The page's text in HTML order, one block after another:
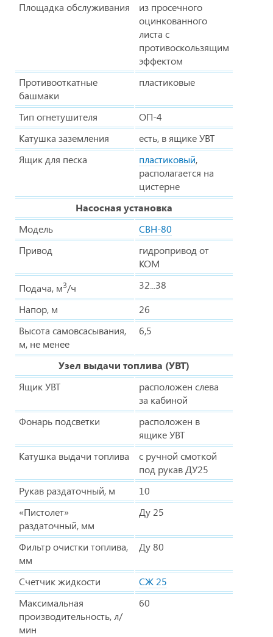
Площадка обслуживания
из просечного
оцинкованного
листа с
противоскользящим
эффектом
Противооткатные
башмаки
пластиковые
Тип огнетушителя
ОП-4
Катушка заземления
есть, в ящике УВТ
Ящик для песка
пластиковый,
располагается на
цистерне
Насосная установка
Модель
СВН-80
Привод
гидропривод от
КОМ
Подача, м3/ч
32...38
Напор, м
26
Высота самовсасывания,
м, не менее
6,5
Узел выдачи топлива (УВТ)
Ящик УВТ
расположен слева
за кабиной
Фонарь подсветки
расположен в
ящике УВТ
Катушка выдачи топлива
с ручной смоткой
под рукав ДУ25
Рукав раздаточный, м
10
«Пистолет»
раздаточный, мм
Ду 25
Фильтр очистки топлива,
мм
Ду 80
Счетчик жидкости
СЖ 25
Максимальная
производительность, л/
мин
60